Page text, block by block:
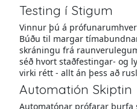
Testing í Stigum
Vinnur þú á
Búðu til margar
skráningu frá
séð hvort staðfestingar- og
virki rétt - allt án þess að
Automatión Skiptin
Automatónar prófarar